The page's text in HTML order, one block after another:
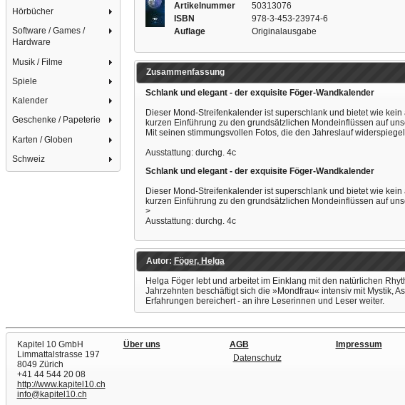
Hörbücher
Software / Games /
Hardware
Musik / Filme
Spiele
Kalender
Geschenke / Papeterie
Karten / Globen
Schweiz
Artikelnummer
50313076
ISBN
978-3-453-23974-6
Auflage
Originalausgabe
Zusammenfassung
Schlank und elegant - der exquisite Föger-Wandkalender
Dieser Mond-Streifenkalender ist superschlank und bietet wie
kurzen Einführung zu den grundsätzlichen Mondeinflüssen auf
Mit seinen stimmungsvollen Fotos, die den Jahreslauf
Ausstattung: durchg. 4c
Schlank und elegant - der exquisite Föger-Wandkalender
Dieser Mond-Streifenkalender ist superschlank und bietet wie
kurzen Einführung zu den grundsätzlichen Mondeinflüssen auf
>
Ausstattung: durchg. 4c
Autor: Föger, Helga
Helga Föger lebt und arbeitet im Einklang mit den natürlichen
Jahrzehnten beschäftigt sich die »Mondfrau« intensiv mit Mystik,
Erfahrungen bereichert - an ihre Leserinnen und Leser weiter.
Kapitel 10 GmbH
Limmattalstrasse 197
8049 Zürich
+41 44 544 20 08
http://www.kapitel10.ch
info@kapitel10.ch
Über uns
AGB
Datenschutz
Impressum